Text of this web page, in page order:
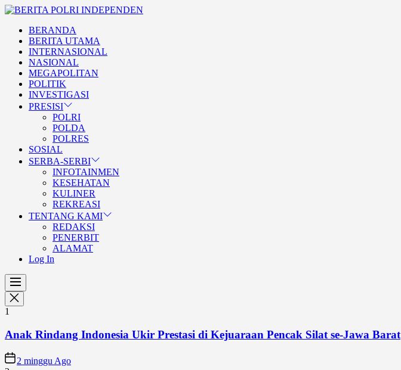
Skip
content
BERITA POLRI INDEPENDEN
BERANDA
BERITA UTAMA
INTERNASIONAL
NASIONAL
MEGAPOLITAN
POLITIK
INVESTIGASI
PRESISI
POLRI
POLDA
POLRES
SOSIAL
SERBA-SERBI
INFOTAINMEN
KESEHATAN
KULINER
REKREASI
TENTANG KAMI
REDAKSI
PENERBIT
ALAMAT
Log In
1
Anak Rindang Indonesia Ukir Prestasi di Kejuaraan Pencak Silat se-Jawa Barat
2 minggu Ago